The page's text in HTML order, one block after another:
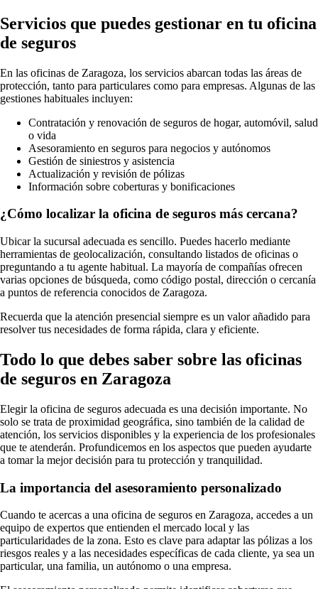
Servicios que puedes gestionar en tu oficina
de seguros
En las oficinas de Zaragoza, los servicios abarcan todas las áreas de
protección, tanto para particulares como para empresas. Algunas de las
gestiones habituales incluyen:
Contratación y renovación de seguros de hogar, automóvil, salud
o vida
Asesoramiento en seguros para negocios y autónomos
Gestión de siniestros y asistencia
Actualización y revisión de pólizas
Información sobre coberturas y bonificaciones
¿Cómo localizar la oficina de seguros más cercana?
Ubicar la sucursal adecuada es sencillo. Puedes hacerlo mediante
herramientas de geolocalización, consultando listados de oficinas o
preguntando a tu agente habitual. La mayoría de compañías ofrecen
varias opciones de búsqueda, como código postal, dirección o cercanía
a puntos de referencia conocidos de Zaragoza.
Recuerda que la atención presencial siempre es un valor añadido para
resolver tus necesidades de forma rápida, clara y eficiente.
Todo lo que debes saber sobre las oficinas
de seguros en Zaragoza
Elegir la oficina de seguros adecuada es una decisión importante. No
solo se trata de proximidad geográfica, sino también de la calidad de
atención, los servicios disponibles y la experiencia de los profesionales
que te atenderán. Profundicemos en los aspectos que pueden ayudarte
a tomar la mejor decisión para tu protección y tranquilidad.
La importancia del asesoramiento personalizado
Cuando te acercas a una oficina de seguros en Zaragoza, accedes a un
equipo de expertos que entienden el mercado local y las
particularidades de la zona. Esto es clave para adaptar las pólizas a los
riesgos reales y a las necesidades específicas de cada cliente, ya sea un
particular, una familia, un autónomo o una empresa.